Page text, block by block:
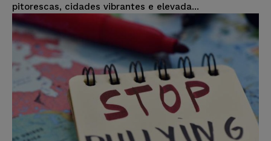
pitorescas, cidades vibrantes e elevada...